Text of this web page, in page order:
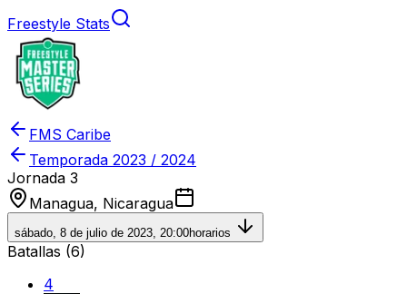
Freestyle Stats
FMS Caribe
Temporada 2023 / 2024
Jornada 3
Managua, Nicaragua
sábado, 8 de julio de 2023, 20:00horarios
Batallas (6)
4